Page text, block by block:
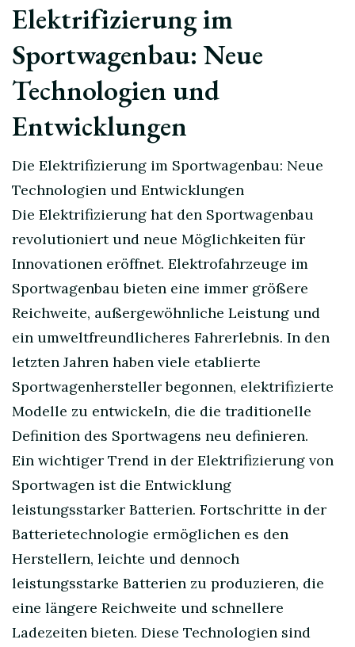
Elektrifizierung im
Sportwagenbau: Neue
Technologien und
Entwicklungen
Die Elektrifizierung im Sportwagenbau: Neue
Technologien und Entwicklungen
Die Elektrifizierung hat den Sportwagenbau
revolutioniert und neue Möglichkeiten für
Innovationen eröffnet. Elektrofahrzeuge im
Sportwagenbau bieten eine immer größere
Reichweite, außergewöhnliche Leistung und
ein umweltfreundlicheres Fahrerlebnis. In den
letzten Jahren haben viele etablierte
Sportwagenhersteller begonnen, elektrifizierte
Modelle zu entwickeln, die die traditionelle
Definition des Sportwagens neu definieren.
Ein wichtiger Trend in der Elektrifizierung von
Sportwagen ist die Entwicklung
leistungsstarker Batterien. Fortschritte in der
Batterietechnologie ermöglichen es den
Herstellern, leichte und dennoch
leistungsstarke Batterien zu produzieren, die
eine längere Reichweite und schnellere
Ladezeiten bieten. Diese Technologien sind